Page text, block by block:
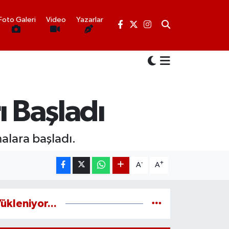
Foto Galeri Video Yazarlar
Başladı
başladı.
A- A+